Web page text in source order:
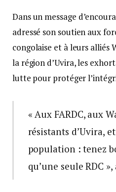
Dans un message
adressé son soutien aux
congolaise et à leurs alliés
la région d’Uvira, les
lutte pour protéger
« Aux FARDC, aux
résistants d’Uvira,
population : tenez
qu’une seule RDC